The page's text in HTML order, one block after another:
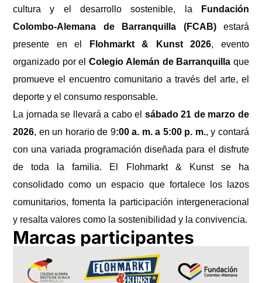
cultura y el desarrollo sostenible, la
Fundación
Colombo-Alemana de Barranquilla (FCAB)estará
presente en el
Flohmarkt & Kunst 2026, evento
organizado por elColegio Alemán de Barranquilla que
promueve el encuentro comunitario a través del arte, el
deporte y el consumo responsable.
La jornada se llevará a cabo el sábado 21 de marzo de
2026, en un horario de 9:00 a. m. a 5:00 p. m., y contará
con una variada programación diseñada para el disfrute
de toda la familia. El Flohmarkt & Kunst se ha
consolidado como un espacio que fortalece los lazos
comunitarios, fomenta la participación intergeneracional
y resalta valores como la sostenibilidad y la convivencia.
Marcas participantes